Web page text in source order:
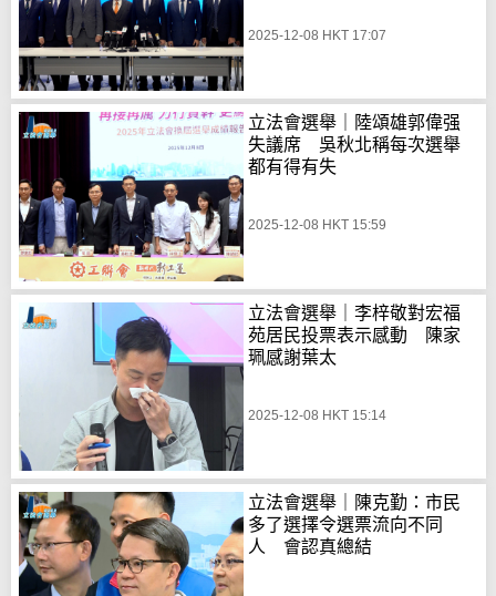
2025-12-08 HKT 17:07
立法會選舉｜陸頌雄郭偉强
失議席 吳秋北稱每次選舉
都有得有失
2025-12-08 HKT 15:59
立法會選舉｜李梓敬對宏福
苑居民投票表示感動 陳家
珮感謝葉太
2025-12-08 HKT 15:14
立法會選舉｜陳克勤：市民
多了選擇令選票流向不同
人 會認真總結